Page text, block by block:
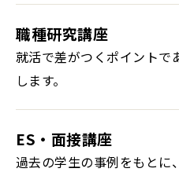
職種研究講座
就活で差がつくポイントで
します。
ES・面接講座
過去の学生の事例をもとに